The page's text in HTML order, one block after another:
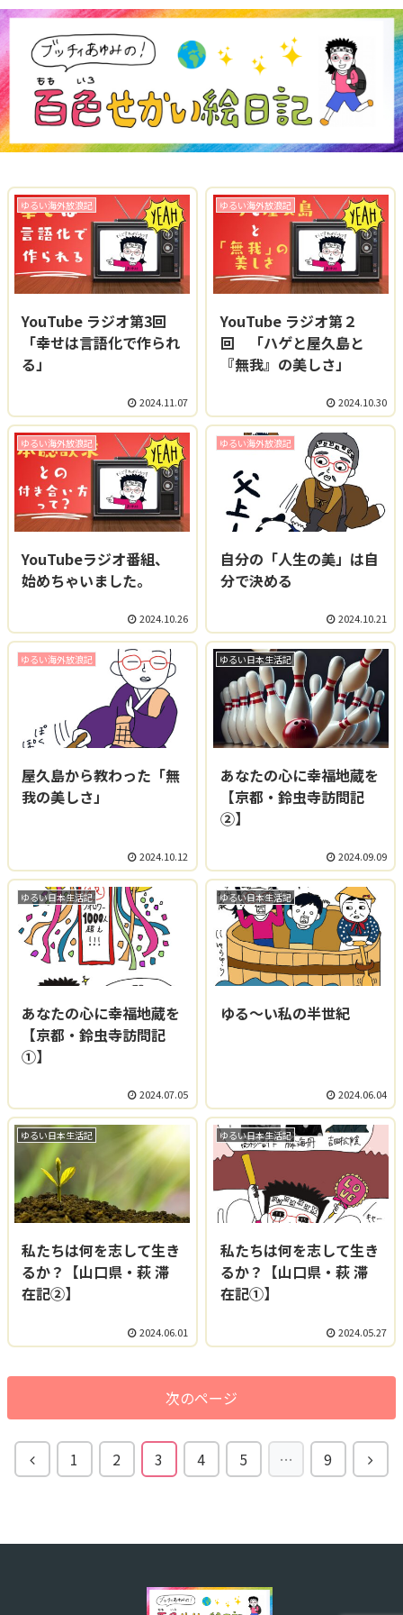
ゆるい海外放浪記
YouTube ラジオ第3回
「幸せは言語化で作られ
る」
2024.11.07
ゆるい海外放浪記
YouTube ラジオ第２
回 「ハゲと屋久島と
『無我』の美しさ」
2024.10.30
ゆるい海外放浪記
YouTubeラジオ番組、
始めちゃいました。
2024.10.26
ゆるい海外放浪記
自分の「人生の美」は自
分で決める
2024.10.21
ゆるい海外放浪記
屋久島から教わった「無
我の美しさ」
2024.10.12
ゆるい日本生活記
あなたの心に幸福地蔵を
【京都・鈴虫寺訪問記
②】
2024.09.09
ゆるい日本生活記
あなたの心に幸福地蔵を
【京都・鈴虫寺訪問記
①】
2024.07.05
ゆるい日本生活記
ゆる～い私の半世紀
2024.06.04
ゆるい日本生活記
私たちは何を志して生き
るか？【山口県・萩 滞
在記②】
2024.06.01
ゆるい日本生活記
私たちは何を志して生き
るか？【山口県・萩 滞
在記①】
2024.05.27
次のページ
1 2 3 4 5 … 9